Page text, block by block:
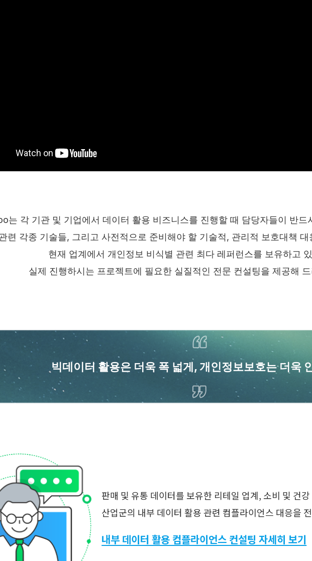
는 각 기관 및 기업에서 데이터 활용 비즈니스를 진행할 때 담당자들이 반드
련 각종 기술들, 그리고 사전적으로 준비해야 할 기술적, 관리적 보호대책
현재 업계에서 개인정보 비식별 관련 최다 레퍼런스를 보유하고
실제 진행하시는 프로젝트에 필요한 실질적인 전문 컨설팅을 제공해
빅데이터 활용은 더욱 폭 넓게, 개인정보보호는 더욱
판매 및 유통 데이터를 보유한 리테일 업계, 소비 및 건
산업군의 내부 데이터 활용 관련 컴플라이언스 대응을
내부 데이터 활용 컴플라이언스 컨설팅 자세히 보기